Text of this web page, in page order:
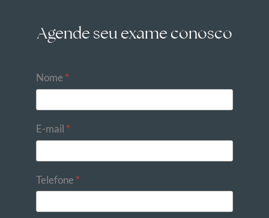
Agende seu exame conosco
Nome *
E-mail *
Telefone *